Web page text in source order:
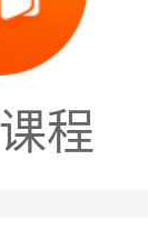
程
征集学员！高级职业指导师实务研修班滚动开班！